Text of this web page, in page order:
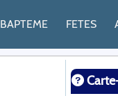
BAPTEME FETES